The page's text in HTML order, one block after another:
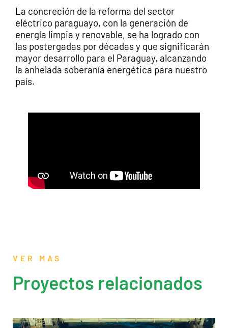
La concreción de la reforma del sector
eléctrico paraguayo, con la generación de
energía limpia y renovable, se ha logrado con
las postergadas por décadas y que significarán
mayor desarrollo para el Paraguay, alcanzando
la anhelada soberanía energética para nuestro
país.
VER MAS
Proyectos relacionados